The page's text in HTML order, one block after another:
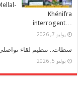
Khénifra
…interrogent
يوليو 7, 2026
سطات.. تنظيم لقاء تواصلي
يوليو 5, 2026